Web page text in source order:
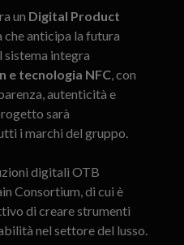
un Digital Product
che anticipa la futura
sistema integra
e tecnologia NFC, con
autenticità e
sarà
i marchi del gruppo.
digitali OTB
Consortium, di cui è
di creare strumenti
nel settore del lusso.